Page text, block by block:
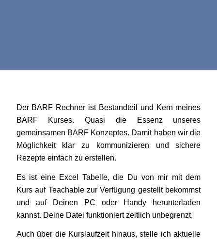
Der BARF Rechner ist Bestandteil und Kern meines
BARF Kurses. Quasi die Essenz unseres
gemeinsamen BARF Konzeptes. Damit haben wir die
Möglichkeit klar zu kommunizieren und sichere
Rezepte einfach zu erstellen.
Es ist eine Excel Tabelle, die Du von mir mit dem
Kurs auf Teachable zur Verfügung gestellt bekommst
und auf Deinen PC oder Handy herunterladen
kannst. Deine Datei funktioniert zeitlich unbegrenzt.
Auch über die Kurslaufzeit hinaus, stelle ich aktuelle